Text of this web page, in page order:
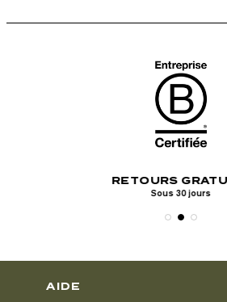
RETOURS
Sous 30 jours
AIDE